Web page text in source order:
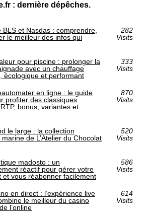
: dernière dépêches.
BLS et Nasdas : comprendre,
le meilleur des infos qui
282
Visits
pour piscine : prolonger la
avec un chauffage
écologique et performant
333
Visits
en ligne : le guide
profiter des classiques
bonus, variantes et
870
Visits
le large : la collection
de L’Atelier du Chocolat
520
Visits
madosto : un
réactif pour gérer votre
et vous réabonner facilement
586
Visits
en direct : l’expérience live
le meilleur du casino
l’online
614
Visits